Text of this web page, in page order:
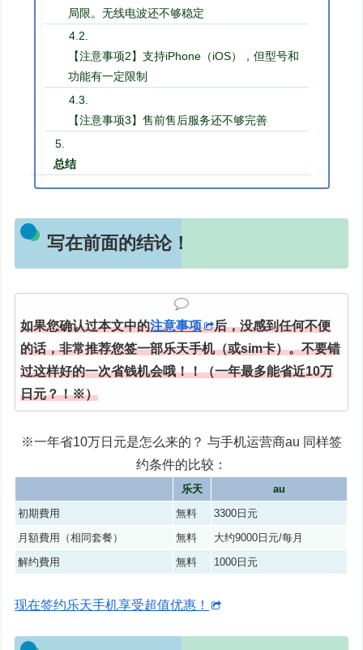
局限。无线电波还不够稳定
【注意事项2】支持iPhone（iOS），但型号和
功能有一定限制
【注意事项3】售前售后服务还不够完善
总结
写在前面的结论！
如果您确认过本文中的注意事项
后，没感到任何不便
的话，非常推荐您签一部乐天手机（或sim卡）。不要错
过这样好的一次省钱机会哦！！（一年最多能省近10万
日元？！※）
※一年省10万日元是怎么来的？ 与手机运营商au 同样签
约条件的比较：
乐天
au
初期費用
無料
3300日元
月額費用（相同套餐）
無料
大约9000日元/每月
解约費用
無料 1000日元
现在签约乐天手机享受超值优惠！